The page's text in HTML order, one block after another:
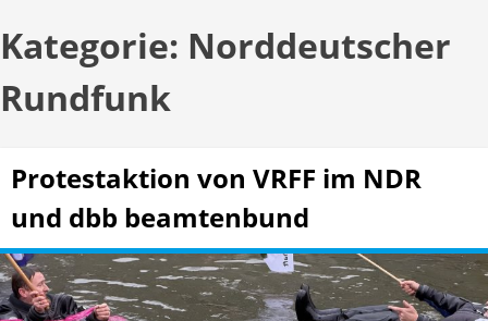
Kategorie: Norddeutscher
Rundfunk
Protestaktion von VRFF im NDR
und dbb beamtenbund